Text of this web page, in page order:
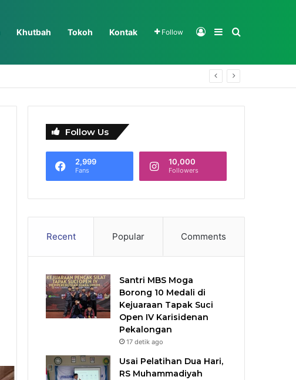
Khutbah Tokoh Kontak Follow Log InSidebarSearch for
Follow Us
2,999
Fans
10,000
Followers
Recent Popular Comments
Santri MBS Moga
Borong 10 Medali di
Kejuaraan Tapak Suci
Open IV Karisidenan
Pekalongan
17 detik ago
Usai Pelatihan Dua Hari,
RS Muhammadiyah